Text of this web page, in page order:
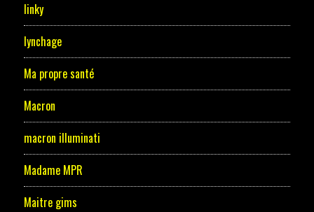
linky
lynchage
Ma propre santé
Macron
macron illuminati
Madame MPR
Maitre gims